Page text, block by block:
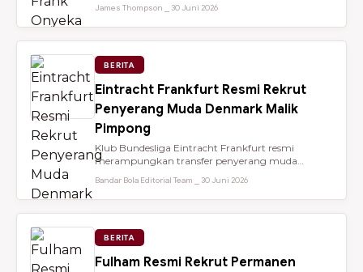
James Thompson ⎯ 30 Juni 2026
BERITA
Eintracht Frankfurt Resmi Rekrut
Penyerang Muda Denmark Malik
Pimpong
Klub Bundesliga Eintracht Frankfurt resmi
merampungkan transfer penyerang muda
Bandar Bola Editorial Team ⎯ 30 Juni 2026
BERITA
Fulham Resmi Rekrut Permanen